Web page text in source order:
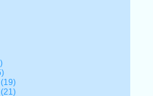
(19)
(21)